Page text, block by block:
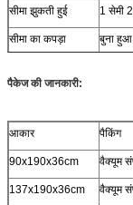
सीमा झुकती हुई 1 सेमी
सीमा का कपड़ा बुना हुआ
पैकेज की जानकारी:
आकार पैकिंग
90x190x36cm वैक्यूम
137x190x36cm वैक्यूम